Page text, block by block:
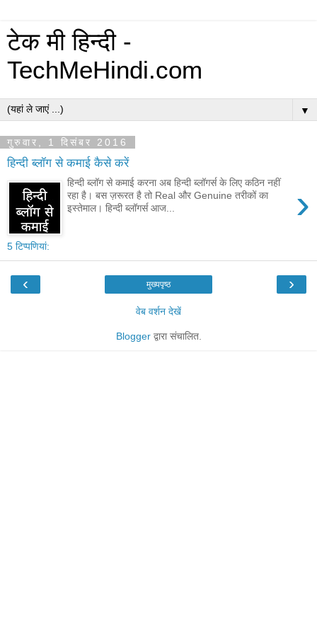
टेक मी हिन्दी -
TechMeHindi.com
▼
गुरुवार, 1 दिसंबर 2016
हिन्दी ब्लॉग से कमाई कैसे करें
›
हिन्दी ब्लॉग से कमाई करना अब हिन्दी ब्लॉगर्स के लिए कठिन नहीं
रहा है। बस ज़रूरत है तो Real और Genuine तरीकों का
इस्तेमाल। हिन्दी ब्लॉगर्स आज...
5 टिप्‍पणियां:
‹ ›
मुख्यपृष्ठ
वेब वर्शन देखें
Bloggerद्वारा संचालित.